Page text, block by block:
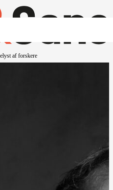
af forskere